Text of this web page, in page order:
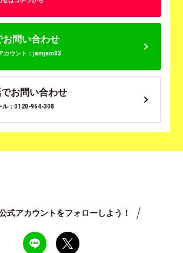
お問い合わせ
カウント：jamjam83
お問い合わせ
ル：0120-964-308
式アカウントをフォローしよう！